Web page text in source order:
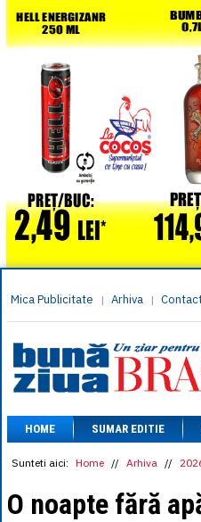
Mica Publicitate | Arhiva |
HOME SUMAR EDITIE
Sunteti aici: Home // Arhiva //
O noapte fără